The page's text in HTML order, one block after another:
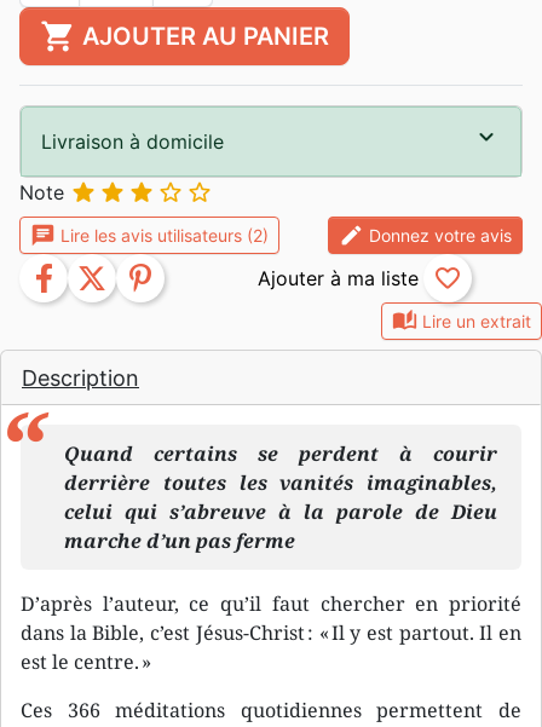
auto_stories Lire un extrait
Description
Quand certains se perdent à courir
derrière toutes les vanités imaginables,
celui qui s’abreuve à la parole de Dieu
marche d’un pas ferme
D’après l’auteur, ce qu’il faut chercher en priorité
dans la Bible, c’est Jésus-Christ : « Il y est partout. Il en
est le centre. »
Ces 366 méditations quotidiennes permettent de
shopping_cart AJOUTER AU PANIER
Livraison à domicile
Note     
chat Lire les avis utilisateurs (2) edit Donnez votre avis
facebook twitter pinterest favorite_border